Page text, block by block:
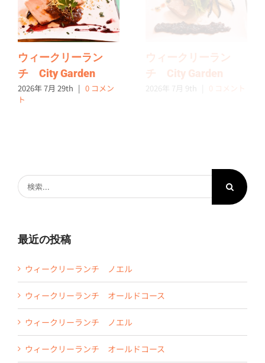
ウィークリーラン
チ City Garden
2026年 7月 29th | 0 コメン
ト
ウィークリーラン
チ City Garden
2026年 7月 9th 0 コメント
検
索
最近の投稿
ウィークリーランチ ノエル
ウィークリーランチ オールドコース
ウィークリーランチ ノエル
ウィークリーランチ オールドコース